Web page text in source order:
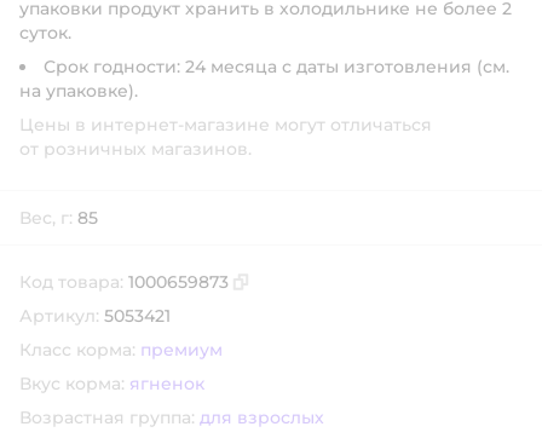
упаковки продукт хранить в холодильнике не более 2
суток.
Срок годности: 24 месяца с даты изготовления (см.
на упаковке).
Цены в интернет-магазине могут отличаться
от розничных магазинов.
Вес, г: 85
Код товара: 1000659873
Артикул: 5053421
Класс корма: премиум
Вкус корма: ягненок
Возрастная группа: для взрослых